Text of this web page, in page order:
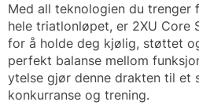
Med all teknologien du trenger
hele triatlonløpet, er 2XU Core
for å holde deg kjølig, støttet
perfekt balanse mellom
ytelse gjør denne drakten til et
konkurranse og trening.